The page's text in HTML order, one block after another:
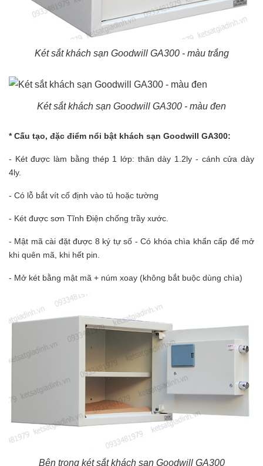
Két sắt khách sạn Goodwill GA300 - màu trắng
Két sắt khách sạn Goodwill GA300 - màu đen
* Cấu tạo, đặc điểm nổi bật khách sạn Goodwill GA300:
- Két được làm bằng thép 1 lớp: thân dày 1.2ly - cánh cửa dày
4ly.
- Có lỗ bắt vít cố định vào tủ hoặc tường
- Két được sơn Tĩnh Điện chống trầy xước.
- Mật mã cài đặt được 8 ký tự số - Có khóa chìa khẩn cấp để mở
khi quên mã, khi hết pin.
- Mở két bằng mật mã + núm xoay (không bắt buộc dùng chìa)
Bên trong két sắt khách sạn Goodwill GA300